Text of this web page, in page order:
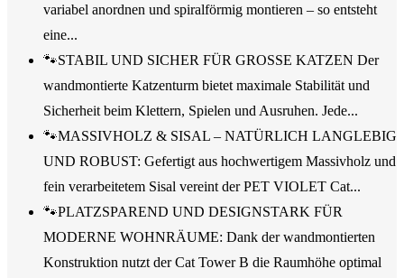
variabel anordnen und spiralförmig montieren – so entsteht
eine...
🐾STABIL UND SICHER FÜR GROSSE KATZEN Der
wandmontierte Katzenturm bietet maximale Stabilität und
Sicherheit beim Klettern, Spielen und Ausruhen. Jede...
🐾MASSIVHOLZ & SISAL – NATÜRLICH LANGLEBIG
UND ROBUST: Gefertigt aus hochwertigem Massivholz und
fein verarbeitetem Sisal vereint der PET VIOLET Cat...
🐾PLATZSPAREND UND DESIGNSTARK FÜR
MODERNE WOHNRÄUME: Dank der wandmontierten
Konstruktion nutzt der Cat Tower B die Raumhöhe optimal